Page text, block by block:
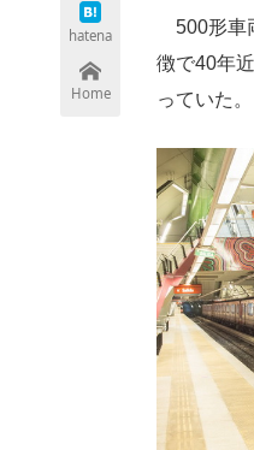
hatena
Home
500形車
徴で40年
っていた。